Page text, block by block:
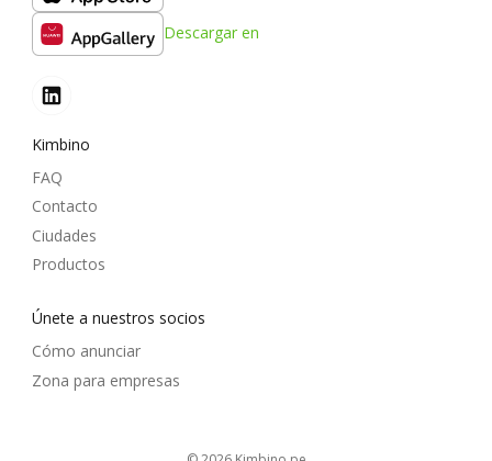
Descargar en
Kimbino
FAQ
Contacto
Ciudades
Productos
Únete a nuestros socios
Cómo anunciar
Zona para empresas